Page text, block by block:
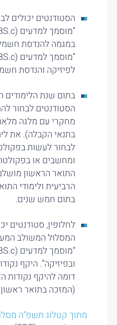
הסטודנטים יכולים
במגמה להנדסת
לפיזיקה והנדסת
בתום שנת הלימודים
הסטודנטים לבחור
מחקרי עם מלגה
בתנאי הקבלה). את
לבחור לעשות
ומחשבים או
התואר הראשון
הרביעית ולימודי
בתום חמש שנים.
לחלופין, סטודנטים
המסלול המשולב
ובפיזיקה”. היקף
דומה להיקף נקודות
(המזכה בתואר ראשון
מתוך קטלוג תשפ”ה